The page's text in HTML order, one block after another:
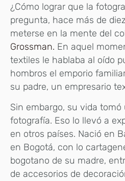
¿Cómo lograr que la
pregunta, hace más de
meterse en la mente del
Grossman. En aquel
textiles le hablaba al oído
hombros el emporio
su padre, un empresario
Sin embargo, su vida
fotografía. Eso lo llevó a
en otros países. Nació en
en Bogotá, con lo
bogotano de su madre,
de accesorios de